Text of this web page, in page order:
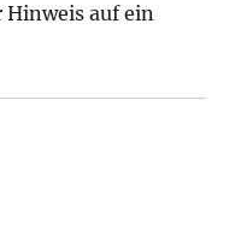
auf ein